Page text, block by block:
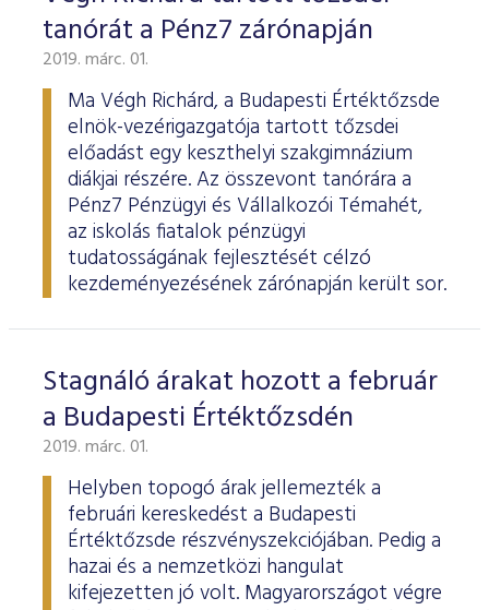
tanórát a Pénz7 zárónapján
2019. márc. 01.
Ma Végh Richárd, a Budapesti Értéktőzsde
elnök-vezérigazgatója tartott tőzsdei
előadást egy keszthelyi szakgimnázium
diákjai részére. Az összevont tanórára a
Pénz7 Pénzügyi és Vállalkozói Témahét,
az iskolás fiatalok pénzügyi
tudatosságának fejlesztését célzó
kezdeményezésének zárónapján került sor.
Stagnáló árakat hozott a február
a Budapesti Értéktőzsdén
2019. márc. 01.
Helyben topogó árak jellemezték a
februári kereskedést a Budapesti
Értéktőzsde részvényszekciójában. Pedig a
hazai és a nemzetközi hangulat
kifejezetten jó volt. Magyarországot végre